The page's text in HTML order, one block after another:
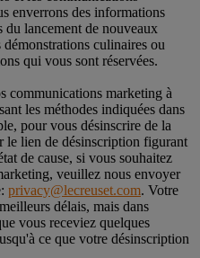
enverrons des informations
du lancement de nouveaux
culinaires ou
qui vous sont réservées.
communications marketing à
les méthodes indiquées dans
pour vous désinscrire de la
le lien de désinscription figurant
de cause, si vous souhaitez
veuillez nous envoyer
privacy@lecreuset.com. Votre
délais, mais dans
vous receviez quelques
ce que votre désinscription